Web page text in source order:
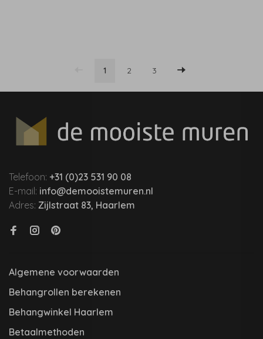
1 2 3
Telefoon: +31 (0)23 531 90 08
E-mail: info@demooistemuren.nl
Adres: Zijlstraat 83, Haarlem
Algemene voorwaarden
Behangrollen berekenen
Behangwinkel Haarlem
Betaalmethoden